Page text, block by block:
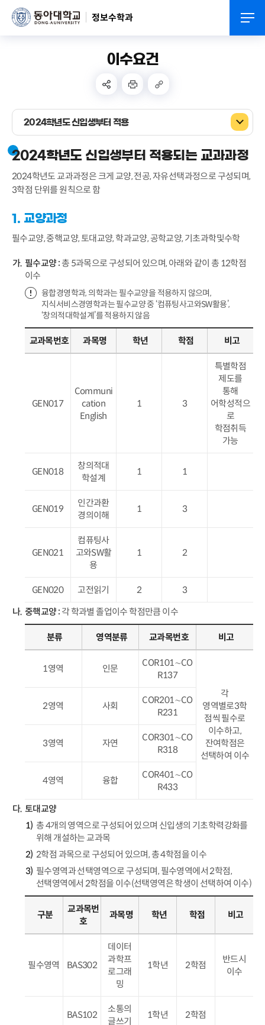
정보수학과
이수요건
2024학년도 신입생부터 적용
2024학년도 신입생부터 적용되는 교과과정
2024학년도 교과과정은 크게 교양, 전공, 자유선택과정으로 구성되며,
3학점 단위를 원칙으로 함
1. 교양과정
필수교양, 중핵교양, 토대교양, 학과교양, 공학교양, 기초과학및수학
필수교양 : 총 5과목으로 구성되어 있으며, 아래와 같이 총 12학점
이수
융합경영학과, 의학과는 필수교양을 적용하지 않으며,
지식서비스경영학과는 필수교양 중 ‘컴퓨팅사고와SW활용’,
‘창의적대학설계’를 적용하지 않음
교과목번호 과목명 학년 학점 비고
GEN017
Communi
cation
English
1 3
특별학점
제도를
통해
어학성적으
로
학점취득
가능
GEN018
창의적대
학설계
1 1
GEN019
인간과환
경의이해
1 3
GEN021
컴퓨팅사
고와SW활
용
1 2
GEN020 고전읽기 2
3
중핵교양 : 각 학과별 졸업이수 학점만큼 이수
분류 영역분류 교과목번호 비고
1영역 인문
COR101∼CO
R137
각
영역별로3학
점씩 필수로
이수하고,
잔여학점은
선택하여 이수
2영역 사회
COR201∼CO
R231
3영역 자연
COR301∼CO
R318
4영역 융합
COR401∼CO
R433
토대교양
총 4개의 영역으로 구성되어 있으며 신입생의 기초학력강화를
위해 개설하는 교과목
2학점 과목으로 구성되어 있으며, 총 4학점을 이수
필수영역과 선택영역으로 구성되며, 필수영역에서 2학점,
선택영역에서 2학점을 이수(선택영역은 학생이 선택하여 이수)
구분
교과목번
호
과목명 학년 학점 비고
필수영역 BAS302
데이터
과학프
로그래
밍
1학년 2학점
반드시
이수
BAS102
소통의
글쓰기
1학년 2학점